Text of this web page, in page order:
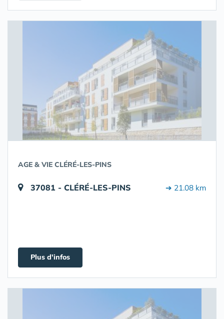
AGE & VIE CLÉRÉ-LES-PINS
37081 - CLÉRÉ-LES-PINS ➔ 21.08 km
Plus d'infos